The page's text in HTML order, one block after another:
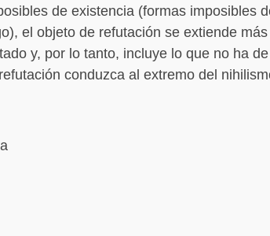
de existencia (formas imposibles
el objeto de refutación se extiende
y, por lo tanto, incluye lo que no ha
conduzca al extremo del